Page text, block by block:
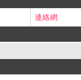
連絡網